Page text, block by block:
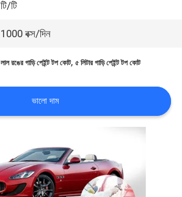
টি/টি
1000 বক্স/দিন
লাল রঙের গাড়ি পেইন্ট টপ কোট,৫ লিটার গাড়ি পেইন্ট টপ কোট
ভালো দাম